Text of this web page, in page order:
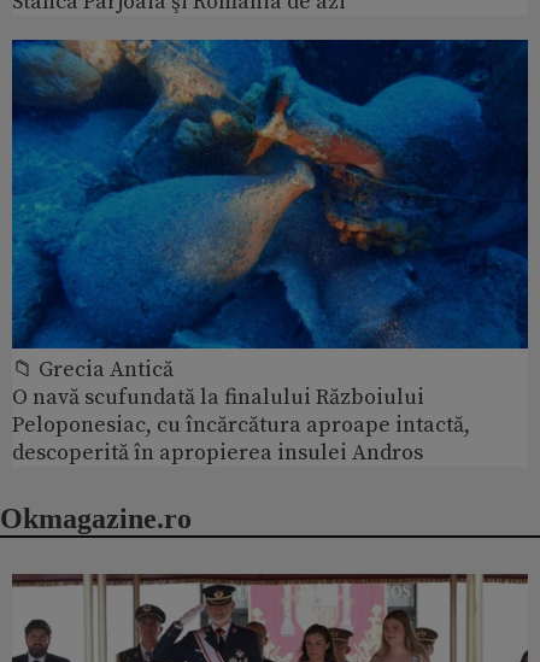
📁 Grecia Antică
O navă scufundată la finalului Războiului
Peloponesiac, cu încărcătura aproape intactă,
descoperită în apropierea insulei Andros
Okmagazine.ro